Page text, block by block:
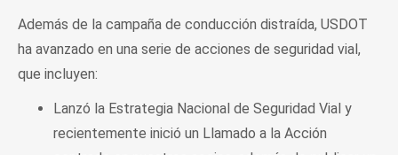
Además de la campaña de conducción distraída, USDOT
ha avanzado en una serie de acciones de seguridad vial,
que incluyen:
Lanzó la Estrategia Nacional de Seguridad Vial y
recientemente inició un Llamado a la Acción